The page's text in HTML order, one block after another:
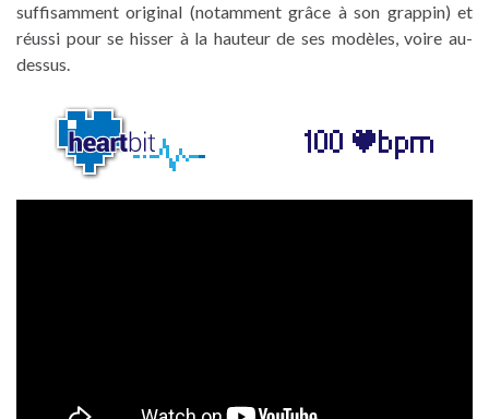
suffisamment original (notamment grâce à son grappin) et
réussi pour se hisser à la hauteur de ses modèles, voire au-
dessus.